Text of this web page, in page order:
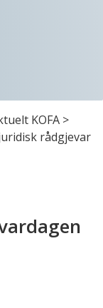
KOFA >
rådgjevar